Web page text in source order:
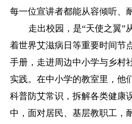
每一位宣讲者都能从容倾听、
走出校园，是“天使之翼”
着世界艾滋病日等重要时间节
手册，走进周边中小学与乡村
实践。在中小学的教室里，他
科普防艾常识，拆解各类健康
中，面对居民、基层教职工，